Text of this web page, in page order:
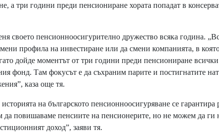
а три години преди пенсиониране хората попадат в
своето пенсионноосигурително дружество всяка година.
профила на инвестиране или да смени компанията, в
дойде моментът от три години преди пенсиониране
фонд. Там фокусът е да съхраним парите и постигнатите
каза още тя.
на българското пенсионноосигуряване се гарантира
да повишаваме пенсиите на пенсионерите, но не можем да ги
доход”, заяви тя.